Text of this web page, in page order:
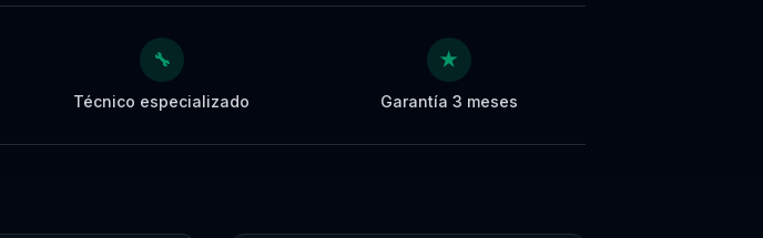
🔧
Técnico especializado
★
Garantía 3 meses